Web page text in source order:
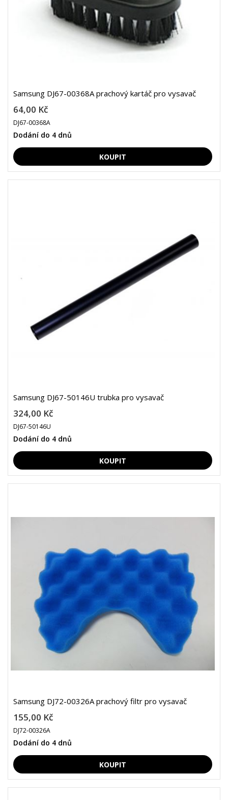
Samsung DJ67-00368A prachový kartáč pro vysavač
64,00 Kč
DJ67-00368A
Dodání do 4 dnů
Samsung DJ67-50146U trubka pro vysavač
324,00 Kč
DJ67-50146U
Dodání do 4 dnů
Samsung DJ72-00326A prachový filtr pro vysavač
155,00 Kč
DJ72-00326A
Dodání do 4 dnů